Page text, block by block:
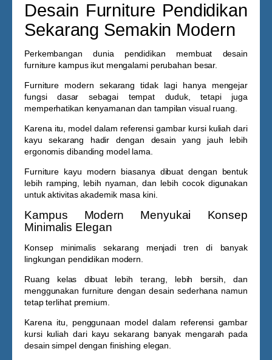
Desain Furniture Pendidikan
Sekarang Semakin Modern
Perkembangan dunia pendidikan membuat desain
furniture kampus ikut mengalami perubahan besar.
Furniture modern sekarang tidak lagi hanya mengejar
fungsi dasar sebagai tempat duduk, tetapi juga
memperhatikan kenyamanan dan tampilan visual ruang.
Karena itu, model dalam referensigambar kursi kuliah dari
kayu sekarang hadir dengan desain yang jauh lebih
ergonomis dibanding model lama.
Furniture kayu modern biasanya dibuat dengan bentuk
lebih ramping, lebih nyaman, dan lebih cocok digunakan
untuk aktivitas akademik masa kini.
Kampus Modern Menyukai Konsep
Minimalis Elegan
Konsep minimalis sekarang menjadi tren di banyak
lingkungan pendidikan modern.
Ruang kelas dibuat lebih terang, lebih bersih, dan
menggunakan furniture dengan desain sederhana namun
tetap terlihat premium.
Karena itu, penggunaan model dalam referensi gambar
kursi kuliah dari kayu sekarang banyak mengarah pada
desain simpel dengan finishing elegan.